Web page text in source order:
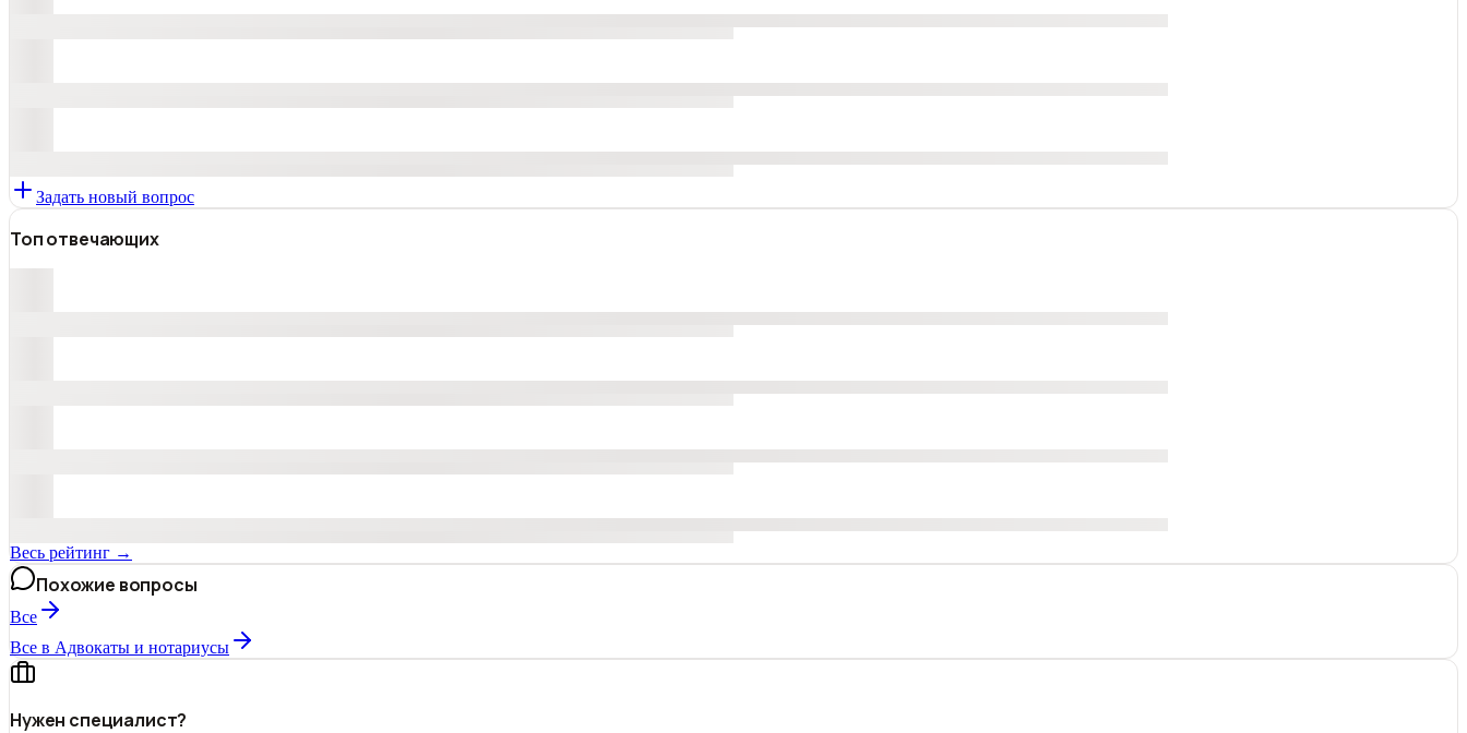
Задать новый вопрос
Топ отвечающих
Весь рейтинг →
Похожие вопросы
Все
Все в Адвокаты и нoтариусы
Нужен специалист?